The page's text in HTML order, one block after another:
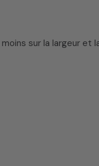
sur la largeur et